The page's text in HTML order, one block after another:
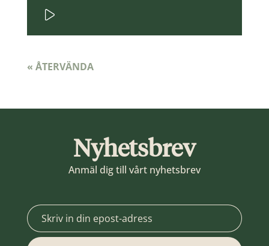
« ÅTERVÄNDA
Nyhetsbrev
Anmäl dig till vårt nyhetsbrev